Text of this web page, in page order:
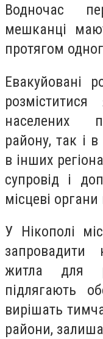
Водночас
мешканці
протягом
Евакуйовані
населених
району, так і
в інших
супровід і
місцеві
У Нікополі
запровадити
житла для
підлягають
вирішать
райони,